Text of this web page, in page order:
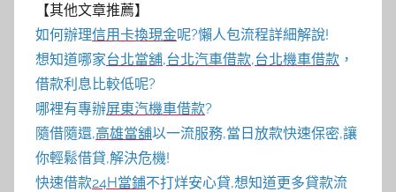
【其他文章推薦】
如何辦理信用卡換現金呢?懶人包流程詳細解說!
想知道哪家台北當舖,台北汽車借款,台北機車借款 ，
借款利息比較低呢?
哪裡有專辦屏東汽機車借款?
隨借隨還,高雄當舖以一流服務,當日放款快速保密,讓
你輕鬆借貸,解決危機!
快速借款24H當鋪不打烊安心貸,想知道更多貸款流